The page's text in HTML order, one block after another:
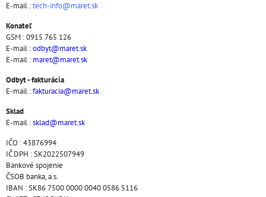
E-mail :tech-info@maret.sk
Konateľ
GSM : 0915 765 126
E-mail :odbyt@maret.sk
E-mail : maret@maret.sk
Odbyt - fakturácia
E-mail :fakturacia@maret.sk
Sklad
E-mail :sklad@maret.sk
IČO : 43876994
IČ DPH : SK2022507949
Bankové spojenie
ČSOB banka, a.s.
IBAN : SK86 7500 0000 0040 0586 5116